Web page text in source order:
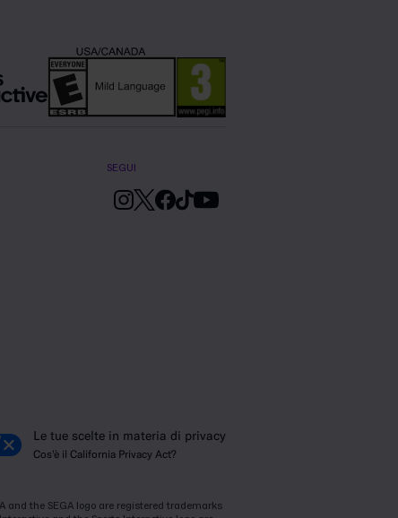
SEGUI
Le tue scelte in materia di privacy
Cos'è il California Privacy Act?
and the SEGA logo are registered trademarks